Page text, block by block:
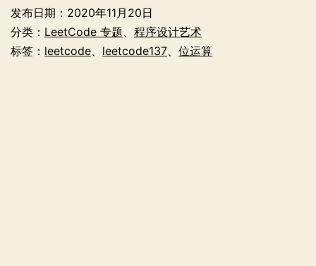
Number
II
发布日期： 2020年11月20日
分类： LeetCode 专题
程序设计艺术
标签： leetcode leetcode137 位运算